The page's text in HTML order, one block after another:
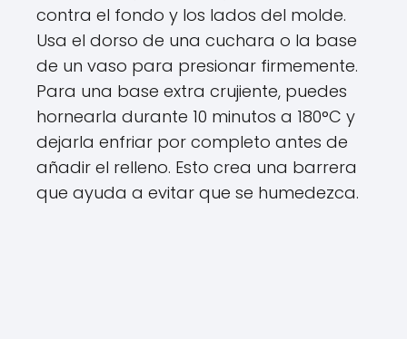
contra el fondo y los lados del molde.
Usa el dorso de una cuchara o la base
de un vaso para presionar firmemente.
Para una base extra crujiente, puedes
hornearla durante 10 minutos a 180°C y
dejarla enfriar por completo antes de
añadir el relleno. Esto crea una barrera
que ayuda a evitar que se humedezca.